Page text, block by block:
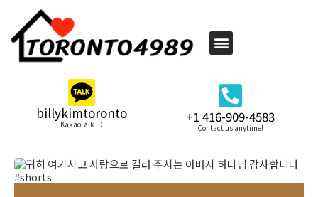
billykimtoronto
KakaoTalk ID +1 416-909-4583
Contact us anytime!